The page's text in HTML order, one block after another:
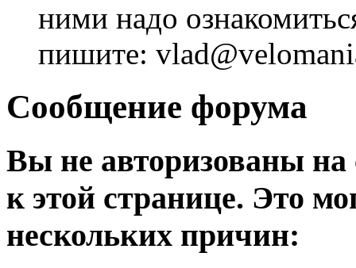
ними надо
пишите:
Сообщение форума
Вы не авторизованы на
к этой странице. Это
нескольких причин: